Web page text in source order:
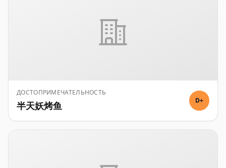
ДОСТОПРИМЕЧАТЕЛЬНОСТЬ
半天妖烤鱼 D+